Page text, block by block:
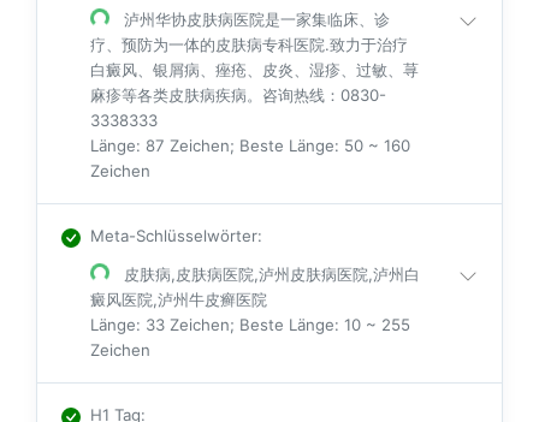
泸州华协皮肤病医院是一家集临床、诊
疗、预防为一体的皮肤病专科医院.致力于治疗
白癜风、银屑病、痤疮、皮炎、湿疹、过敏、荨
麻疹等各类皮肤病疾病。咨询热线：0830-
3338333
Länge: 87 Zeichen; Beste Länge: 50 ~ 160
Zeichen
Meta-Schlüsselwörter:
皮肤病,皮肤病医院,泸州皮肤病医院,泸州白
癜风医院,泸州牛皮癣医院
Länge: 33 Zeichen; Beste Länge: 10 ~ 255
Zeichen
H1 Tag: